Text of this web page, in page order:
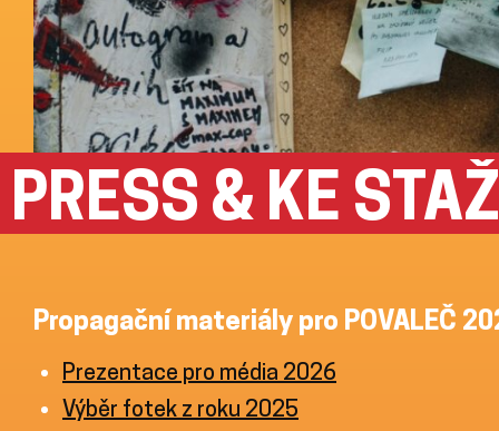
PRESS & KE
Propagační materiály pro POVALEČ
Prezentace pro média 2026
Výběr fotek z roku 2025